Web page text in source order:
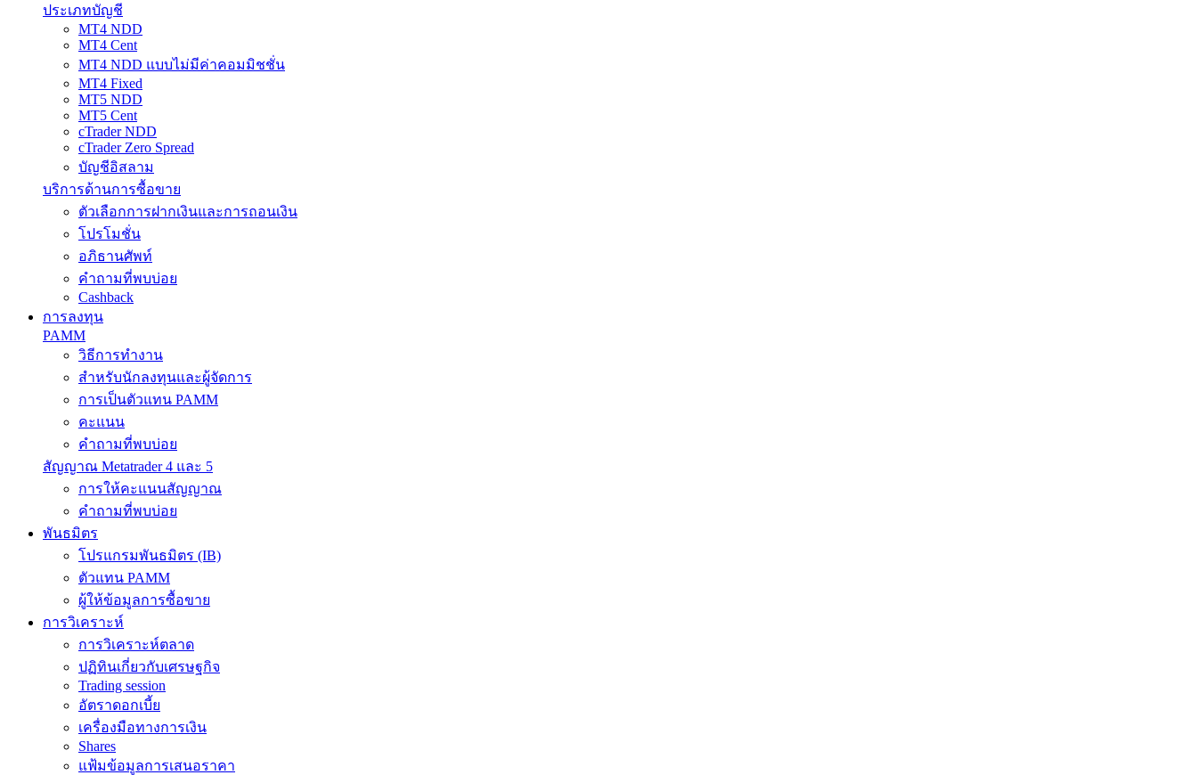
ประเภทบัญชี
MT4 NDD
MT4 Cent
MT4 NDD แบบไม่มีค่าคอมมิชชั่น
MT4 Fixed
MT5 NDD
MT5 Cent
cTrader NDD
cTrader Zero Spread
บัญชีอิสลาม
บริการด้านการซื้อขาย
ตัวเลือกการฝากเงินและการถอนเงิน
โปรโมชั่น
อภิธานศัพท์
คำถามที่พบบ่อย
Cashback
การลงทุน
PAMM
วิธีการทำงาน
สำหรับนักลงทุนและผู้จัดการ
การเป็นตัวแทน PAMM
คะแนน
คำถามที่พบบ่อย
สัญญาณ Metatrader 4 และ 5
การให้คะแนนสัญญาณ
คำถามที่พบบ่อย
พันธมิตร
โปรแกรมพันธมิตร (IB)
ตัวแทน PAMM
ผู้ให้ข้อมูลการซื้อขาย
การวิเคราะห์
การวิเคราะห์ตลาด
ปฏิทินเกี่ยวกับเศรษฐกิจ
Trading session
อัตราดอกเบี้ย
เครื่องมือทางการเงิน
Shares
แฟ้มข้อมูลการเสนอราคา